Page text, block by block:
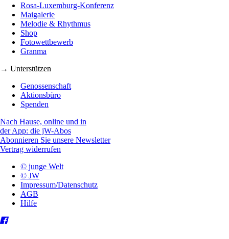
Rosa-Luxemburg-Konferenz
Maigalerie
Melodie & Rhythmus
Shop
Fotowettbewerb
Granma
→ Unterstützen
Genossenschaft
Aktionsbüro
Spenden
Nach Hause, online und in
der App: die jW-Abos
Abonnieren Sie unsere Newsletter
Vertrag widerrufen
© junge Welt
© JW
Impressum/Datenschutz
AGB
Hilfe